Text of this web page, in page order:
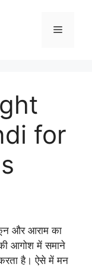
Menu
for
और आराम का
आगोश में समाने
है। ऐसे में मन